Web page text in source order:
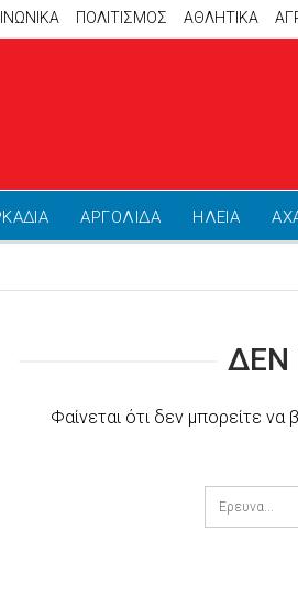
ΠΟΛΙΤΙΣΜΟΣ ΑΘΛΗΤΙΚΆ
ΑΡΓΟΛΙΔΑ ΗΛΕΙΑ
ΔΕΝ
Φαίνεται ότι δεν μπορείτε